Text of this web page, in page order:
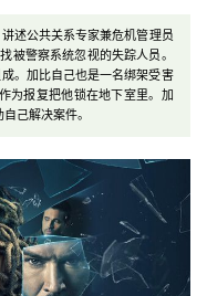
述公共关系专家兼危机管理员
被警察系统忽视的失踪人员。
。加比自己也是一名绑架受害
为报复把他锁在地下室里。加
己解决案件。